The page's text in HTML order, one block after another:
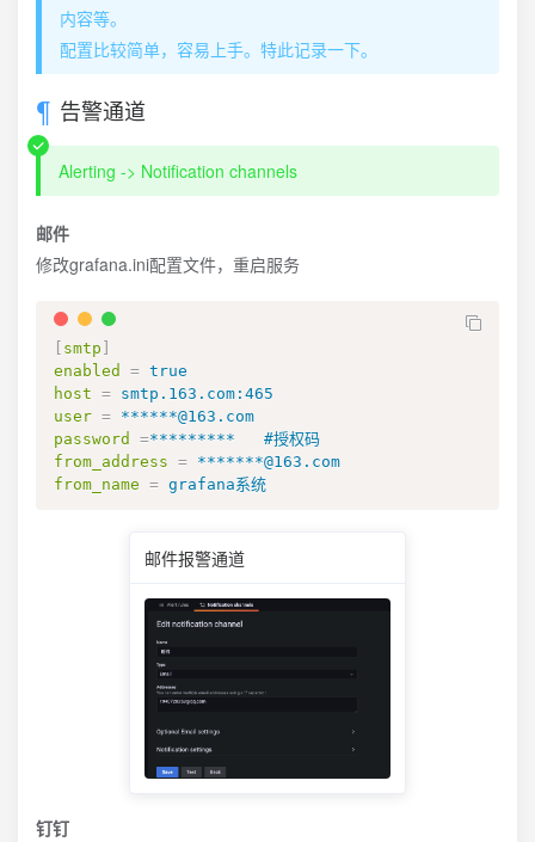
内容等。
配置比较简单，容易上手。特此记录一下。
告警通道
Alerting -> Notification channels
邮件
修改grafana.ini配置文件，重启服务
smtp
enabled
= true
host = smtp.163.com:465
user = ******@163.com
password
=*********   #授权码
from_address = *******@163.com
from_name = grafana系统
邮件报警通道
钉钉